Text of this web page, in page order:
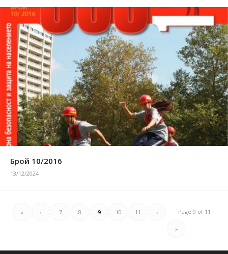
Брой 10/2016
13/12/2024
Page 9 of 11
« ‹ 7 8 9 10 11 ›
»